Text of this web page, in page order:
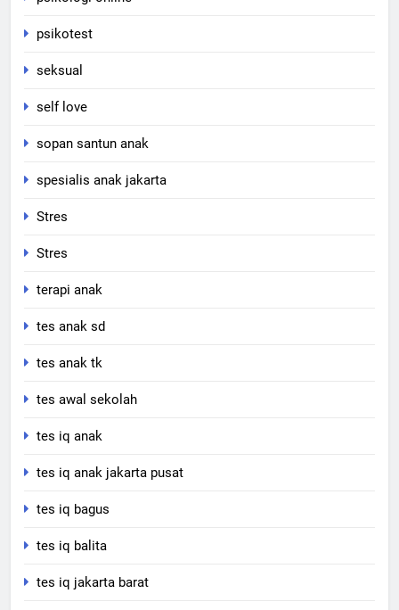
psikotest
seksual
self love
sopan santun anak
spesialis anak jakarta
Stres
Stres
terapi anak
tes anak sd
tes anak tk
tes awal sekolah
tes iq anak
tes iq anak jakarta pusat
tes iq bagus
tes iq balita
tes iq jakarta barat